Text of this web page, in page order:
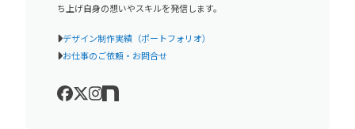
ち上げ自身の想いやスキルを発信します。
デザイン制作実績（ポートフォリオ）
お仕事のご依頼・お問合せ